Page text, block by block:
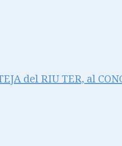
del RIU TER, al